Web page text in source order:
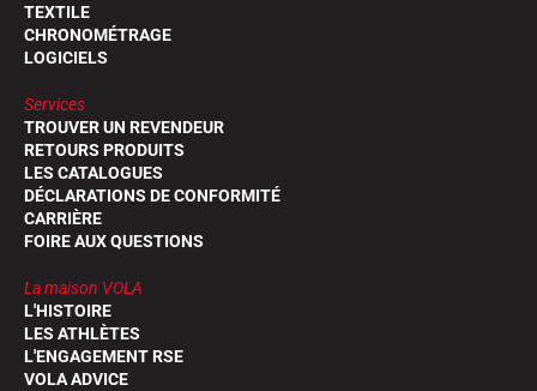
TEXTILE
CHRONOMÉTRAGE
LOGICIELS
Services
TROUVER UN REVENDEUR
RETOURS PRODUITS
LES CATALOGUES
DÉCLARATIONS DE CONFORMITÉ
CARRIÈRE
FOIRE AUX QUESTIONS
La maison VOLA
L'HISTOIRE
LES ATHLÈTES
L'ENGAGEMENT RSE
VOLA ADVICE